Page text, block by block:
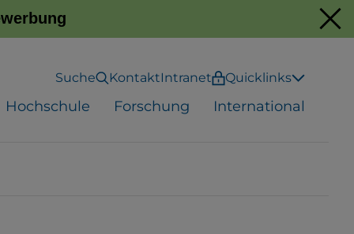
Suche KontaktIntranet Quicklinks
Hochschule Forschung International